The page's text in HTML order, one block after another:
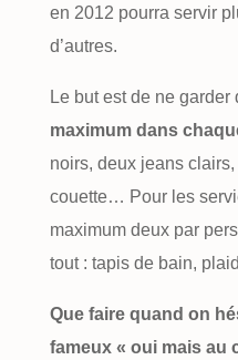
en 2012 pourra servir
d’autres.
Le but est de ne garder
maximum dans
noirs, deux jeans
couette… Pour les
maximum deux par
tout : tapis de bain,
Que faire quand on
fameux « oui mais au